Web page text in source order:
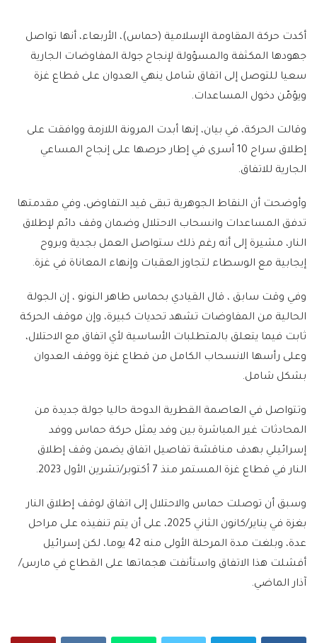
أكدت حركة المقاومة الإسلامية (حماس)، الأربعاء، أنها تواصل
جهودها المكثفة والمسؤولة لإنجاح جولة المفاوضات الجارية
سعيا للتوصل إلى اتفاق شامل ينهي العدوان على قطاع غزة
ويؤمّن دخول المساعدات.
وقالت الحركة، في بيان، إنها أبدت المرونة اللازمة ووافقت على
إطلاق سراح 10 أسرى في إطار حرصها على إنجاح المساعي
الجارية للاتفاق.
وأوضحت أن النقاط الجوهرية تبقى قيد التفاوض، وفي مقدمتها
تدفق المساعدات وانسحاب الاحتلال وضمان وقف دائم لإطلاق
النار، مشيرة إلى أنه رغم ذلك ستواصل العمل بجدية وبروح
إيجابية مع الوسطاء لتجاوز العقبات وإنهاء المعاناة في غزة.
وفي وقت سابق ، قال القيادي بحماس طاهر النونو ، إن الجولة
الحالية من المفاوضات تشهد تحديات كبيرة، وإن موقف الحركة
ثابت فيما يتعلق بالمتطلبات الأساسية لأي اتفاق مع الاحتلال،
وعلى رأسها الانسحاب الكامل من قطاع غزة ووقف العدوان
بشكل شامل.
وتتواصل في العاصمة القطرية الدوحة حاليا جولة جديدة من
المحادثات غير المباشرة بين وفد يمثل حركة حماس ووفد
إسرائيلي بهدف مناقشة تفاصيل اتفاق يضمن وقف إطلاق
النار في قطاع غزة المستمر منذ 7 أكتوبر/تشرين الأول 2023.
وسبق أن توصلت حماس والاحتلال إلى اتفاق لوقف إطلاق النار
بغزة في يناير/كانون الثاني 2025، على أن يتم تنفيذه على مراحل
عدة، وبلغت مدة المرحلة الأولى منه 42 يوما، لكن إسرائيل
أفشلت هذا الاتفاق واستأنفت هجماتها على القطاع في مارس/
آذار الماضي.